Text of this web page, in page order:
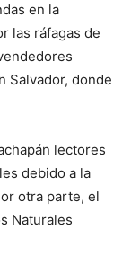
en la
las ráfagas de
Salvador, donde
lectores
debido a la
otra parte, el
Naturales